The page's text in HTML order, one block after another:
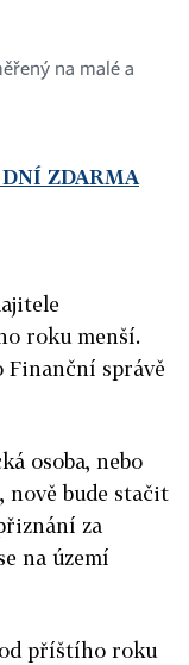
na malé a
ZDARMA
roku menší.
Finanční správě
osoba, nebo
nově bude stačit
za
na území
příštího roku